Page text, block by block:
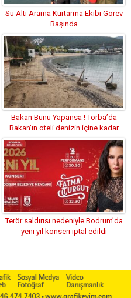
Su Altı Arama Kurtarma Ekibi Görev
Başında
Bakan Bunu Yapansa ! Torba’da
Bakan’ın oteli denizin içine kadar
tel çekti, tepki geldi
Terör saldırısı nedeniyle Bodrum’da
yeni yıl konseri iptal edildi